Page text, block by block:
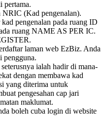
pertama.
(Kad pengenalan).
pengenalan pada ruang ID
ruang NAME AS PER IC.
laman web EzBiz. Anda
pengguna.
ialah hadir di mana-
dengan membawa kad
yang diterima untuk
pengesahan cap jari
maklumat.
boleh cuba login di website